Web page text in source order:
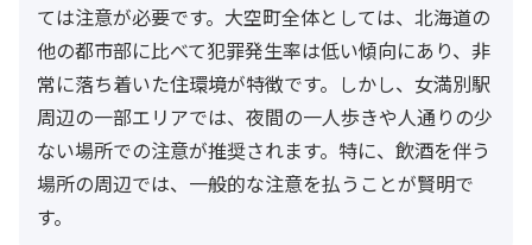
ては注意が必要です。大空町全体としては、北海道の
他の都市部に比べて犯罪発生率は低い傾向にあり、非
常に落ち着いた住環境が特徴です。しかし、女満別駅
周辺の一部エリアでは、夜間の一人歩きや人通りの少
ない場所での注意が推奨されます。特に、飲酒を伴う
場所の周辺では、一般的な注意を払うことが賢明で
す。